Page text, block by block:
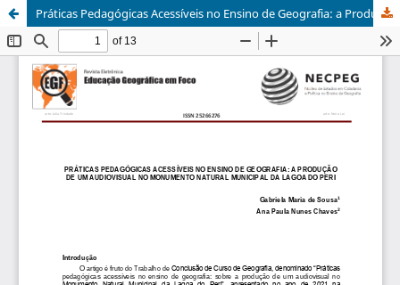
Práticas Pedagógicas Acessíveis no Ensino de Geografia: a Produção de um Audiovisual no Monumento Natural Municipal da Lagoa do Peri